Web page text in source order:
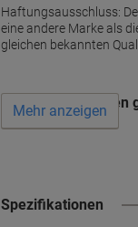
Haftungsausschluss:
eine andere Marke als
gleichen bekannten
Wird oft zusammen
Mehr anzeigen
Spezifikationen